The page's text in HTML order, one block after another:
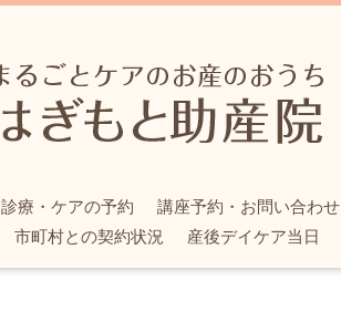
診療・ケアの予約 講座予約・お問い合わせ
市町村との契約状況 産後デイケア当日